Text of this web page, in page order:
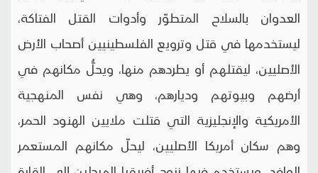
العدوان بالسلاح المتطوّر وأدوات القتل الفتاكة،
ليستخدمها في قتل وترويع الفلسطينيين أصحاب الأرض
الأصليين، ليقتلهم أو يطردهم منها، ويحلُّ مكانهم في
أرضهم وبيوتهم وديارهم، وهي نفس المنهجية
الأمريكية والإنجليزية التي قتلت ملايين الهنود الحمر،
وهم سكان أمريكا الأصليين، ليحلّ مكانهم المستعمر